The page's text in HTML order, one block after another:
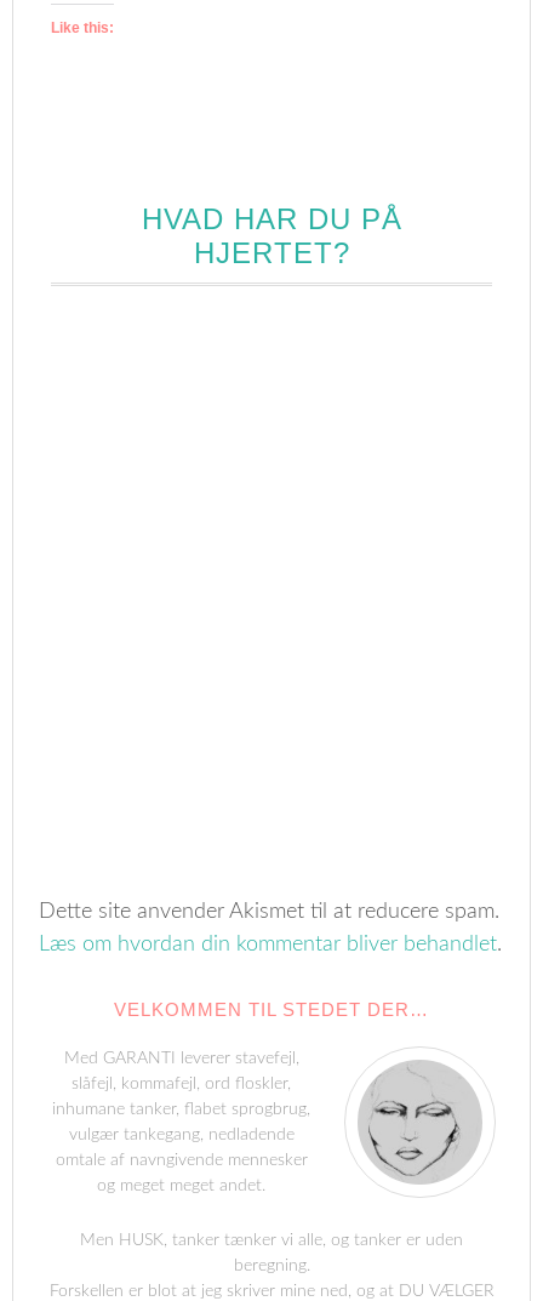
Like this:
HVAD HAR DU PÅ
HJERTET?
Dette site anvender Akismet til at reducere spam.
Læs om hvordan din kommentar bliver behandlet.
VELKOMMEN TIL STEDET DER…
Med GARANTI leverer stavefejl,
slåfejl, kommafejl, ord floskler,
inhumane tanker, flabet sprogbrug,
vulgær tankegang, nedladende
omtale af navngivende mennesker
og meget meget andet.
Men HUSK, tanker tænker vi alle, og tanker er uden
beregning.
Forskellen er blot at jeg skriver mine ned, og at DU VÆLGER